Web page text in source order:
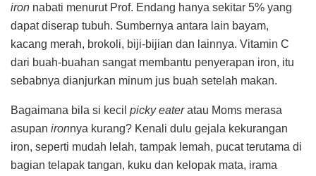
iron nabati menurut Prof. Endang hanya sekitar 5% yang
dapat diserap tubuh. Sumbernya antara lain bayam,
kacang merah, brokoli, biji-bijian dan lainnya. Vitamin C
dari buah-buahan sangat membantu penyerapan iron, itu
sebabnya dianjurkan minum jus buah setelah makan.
Bagaimana bila si kecil picky eateratau Moms merasa
asupan ironnya kurang? Kenali dulu gejala kekurangan
iron, seperti mudah lelah, tampak lemah, pucat terutama di
bagian telapak tangan, kuku dan kelopak mata, irama